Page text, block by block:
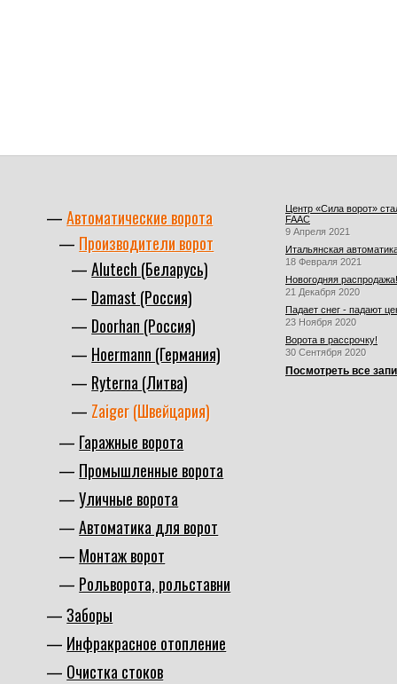
Автоматические ворота
Производители ворот
Alutech (Беларусь)
Damast (Россия)
Doorhan (Россия)
Hoermann (Германия)
Ryterna (Литва)
Zaiger (Швейцария)
Гаражные ворота
Промышленные ворота
Уличные ворота
Автоматика для ворот
Монтаж ворот
Рольворота, рольставни
Заборы
Инфракрасное отопление
Очистка стоков
Центр «Сила ворот»
FAAC
9 Апреля 2021
Итальянская
18 Февраля 2021
Новогодняя распродажа!
21 Декабря 2020
Падает снег - падают
23 Ноября 2020
Ворота в рассрочку!
30 Сентября 2020
Посмотреть все